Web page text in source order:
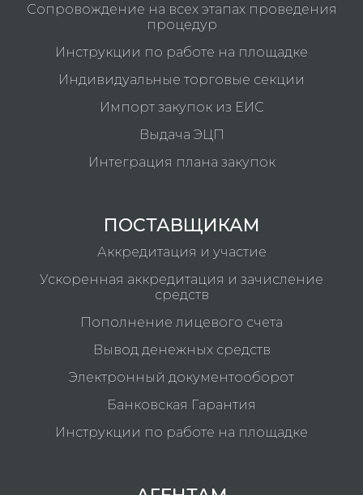
Сопровождение на всех этапах проведения
процедур
Инструкции по работе на площадке
Индивидуальные торговые секции
Импорт закупок из ЕИС
Выдача ЭЦП
Интеграция плана закупок
ПОСТАВЩИКАМ
Аккредитация и участие
Ускоренная аккредитация и зачисление
средств
Пополнение лицевого счета
Вывод денежных средств
Электронный документооборот
Банковская Гарантия
Инструкции по работе на площадке